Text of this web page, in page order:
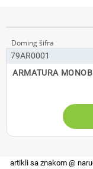
79AR0001
ARMATURA